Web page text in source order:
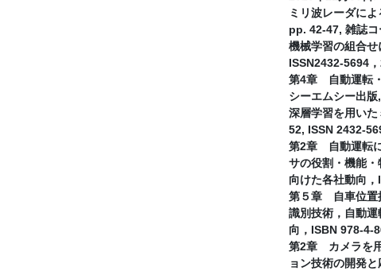
ミリ波レーダに
pp. 42-47, 雑誌
機械学習の組合
ISSN2432-5694
第4章 自動運転・
シーエムシー出
深層学習を用い
52, ISSN 2432-
第2章 自動運転
サの役割・機能
向けた各社動向
第５章 自車位置
識別技術，自動
向，ISBN 978-4-
第2章 カメラを
ョン技術の開発